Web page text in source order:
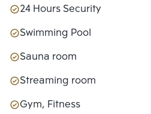
24 Hours Security
Swimming Pool
Sauna room
Streaming room
Gym, Fitness